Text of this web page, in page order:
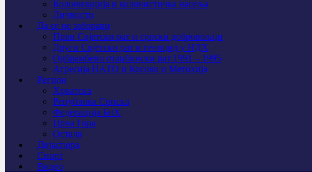
Колонизација и колонистичка насеља
Личности
Да се не заборави
Први Свјeтски рат и српски добровољци
Други Свјетски рат и геноцид у НДХ
Одбрамбено отаџбински рат 1991 – 1995
Агресија НАТО и Косово и Метохија
Регион
Хрватска
Република Српска
Федерација БиХ
Црна Гора
Остало
Дијаспора
Спорт
Видео